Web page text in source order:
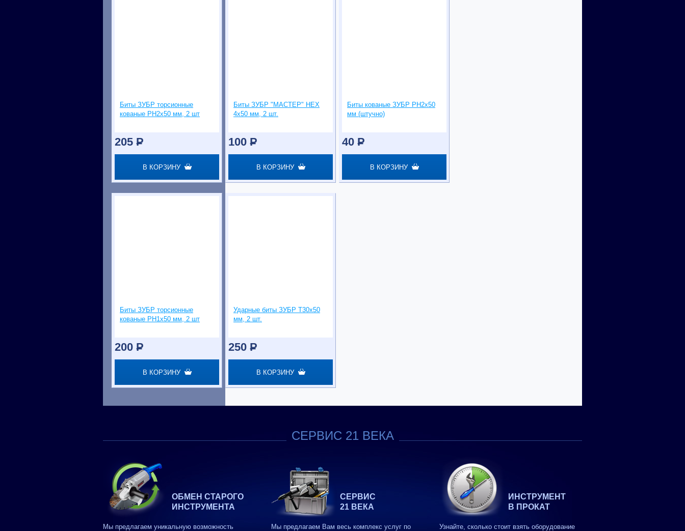
Биты ЗУБР торсионные
кованые PH2х50 мм, 2 шт
205 P
В КОРЗИНУ
Биты ЗУБР "МАСТЕР" НЕХ
4х50 мм, 2 шт.
100 P
В КОРЗИНУ
Биты кованые ЗУБР PH2х50
мм (штучно)
40 P
В КОРЗИНУ
Биты ЗУБР торсионные
кованые PH1х50 мм, 2 шт
200 P
В КОРЗИНУ
Ударные биты ЗУБР Т30х50
мм, 2 шт.
250 P
В КОРЗИНУ
СЕРВИС 21 ВЕКА
ОБМЕН СТАРОГО
ИНСТРУМЕНТА
Мы предлагаем уникальную возможность
СЕРВИС
21 ВЕКА
Мы предлагаем Вам весь комплекс услуг по
ИНСТРУМЕНТ
В ПРОКАТ
Узнайте, сколько стоит взять оборудование